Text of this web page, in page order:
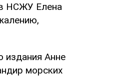
НСЖУ Елена
издания Анне
морских